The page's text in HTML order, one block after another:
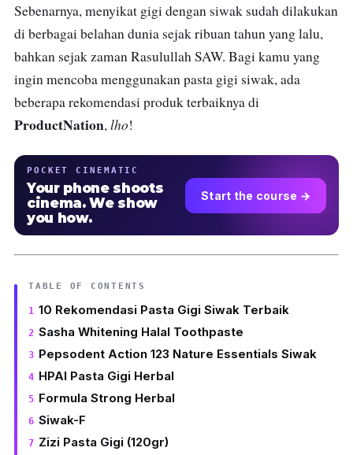
Sebenarnya, menyikat gigi dengan siwak sudah dilakukan
di berbagai belahan dunia sejak ribuan tahun yang lalu,
bahkan sejak zaman Rasulullah SAW. Bagi kamu yang
ingin mencoba menggunakan pasta gigi siwak, ada
beberapa rekomendasi produk terbaiknya di
ProductNation,lho!
POCKET CINEMATIC
Your phone shoots
cinema. We show
you how.
Start the course →
TABLE OF CONTENTS
10 Rekomendasi Pasta Gigi Siwak Terbaik
Sasha Whitening Halal Toothpaste
Pepsodent Action 123 Nature Essentials Siwak
HPAI Pasta Gigi Herbal
Formula Strong Herbal
Siwak-F
Zizi Pasta Gigi (120gr)